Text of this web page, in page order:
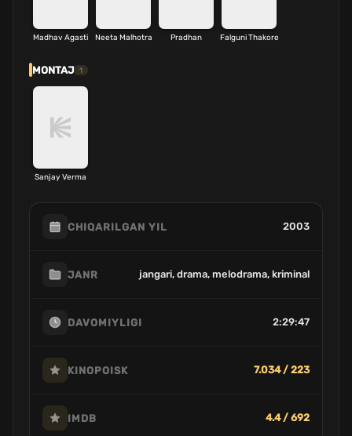
Madhav Agasti Neeta Malhotra Pradhan Falguni Thakore
MONTAJ 1
Sanjay Verma
CHIQARILGAN YIL 2003
JANR jangari, drama, melodrama, kriminal
DAVOMIYLIGI 2:29:47
KINOPOISK 7.034 / 223
IMDB 4.4 / 692